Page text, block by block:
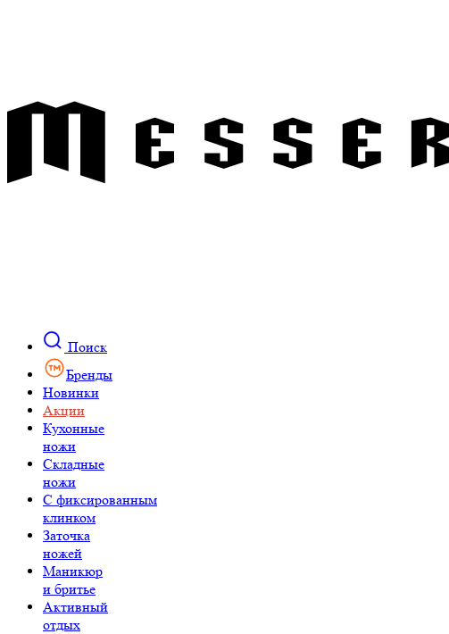
Поиск
Бренды
Новинки
Акции
Кухонные
ножи
Складные
ножи
C фиксированным
клинком
Заточка
ножей
Маникюр
и бритье
Активный
отдых